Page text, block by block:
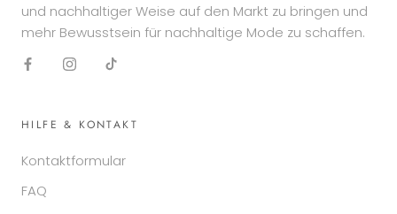
und nachhaltiger Weise auf den Markt zu bringen und
mehr Bewusstsein für nachhaltige Mode zu schaffen.
HILFE & KONTAKT
Kontaktformular
FAQ